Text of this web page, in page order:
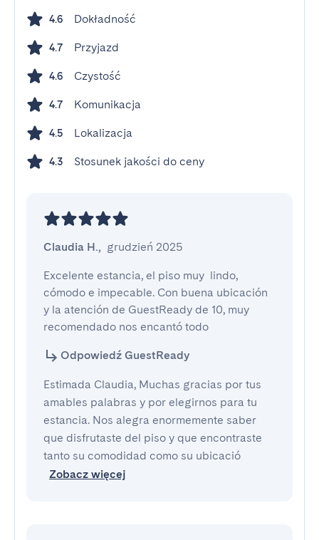
4.6 Dokładność
4.7 Przyjazd
4.6 Czystość
4.7 Komunikacja
4.5 Lokalizacja
4.3 Stosunek jakości do ceny
Claudia H., grudzień 2025
Excelente estancia, el piso muy  lindo,
cómodo e impecable. Con buena ubicación
y la atención de GuestReady de 10, muy
recomendado nos encantó todo
Odpowiedź GuestReady
Estimada Claudia, Muchas gracias por tus
amables palabras y por elegirnos para tu
estancia. Nos alegra enormemente saber
que disfrutaste del piso y que encontraste
tanto su comodidad como su ubicació
Zobacz więcej